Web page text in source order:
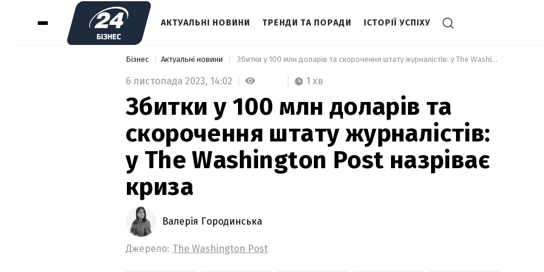
АКТУАЛЬНІ НОВИНИ ТРЕНДИ ТА ПОРАДИ ІСТОРІЇ УСПІХУ
Бізнес Актуальні новини Збитки у 100 млн доларів та скорочення штату журналістів: у The Washington Post назріває криза
6 листопада 2023, 14:02 1 хв
Збитки у 100 млн доларів та
скорочення штату журналістів:
у The Washington Post назріває
криза
Валерія Городинська
Джерело: The Washington Post